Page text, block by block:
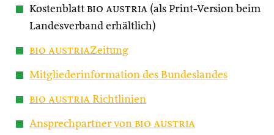
Kostenblatt bio austria (als Print-Version beim
Landesverband erhältlich)
bio austriaZeitung
Mitgliederinformation des Bundeslandes
bio austria Richtlinien
Ansprechpartner von bio austria